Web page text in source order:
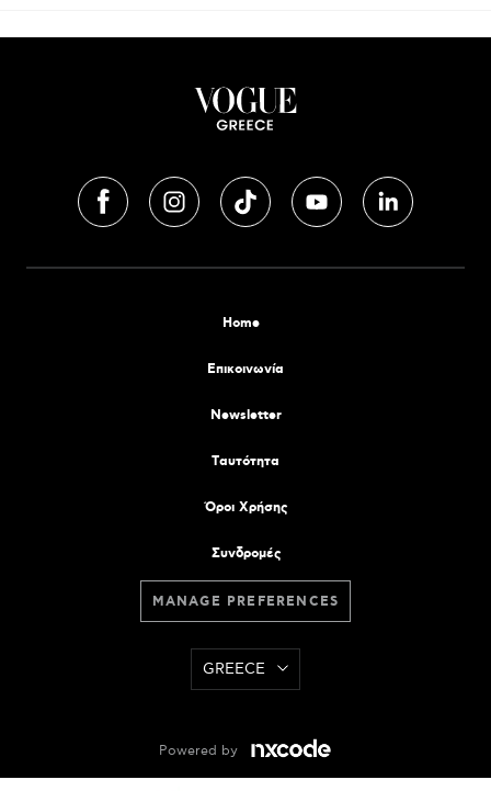
Home
Επικοινωνία
Newsletter
Tαυτότητα
Όροι Χρήσης
Συνδρομές
MANAGE PREFERENCES
GREECE
Powered by